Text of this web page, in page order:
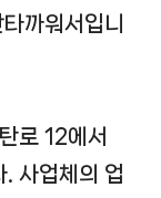
까워서입니
로 12에서
. 사업체의 업